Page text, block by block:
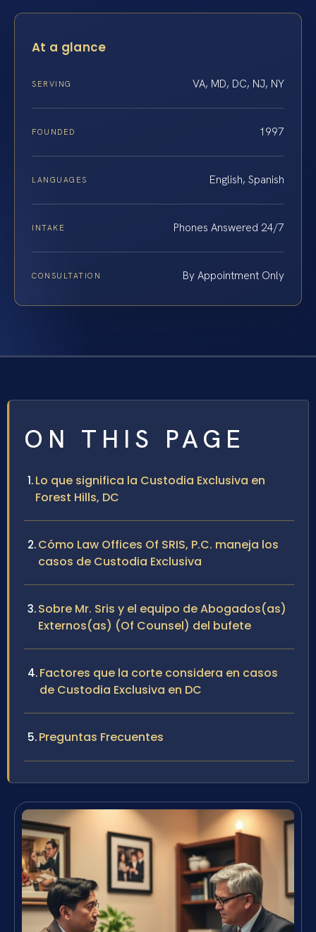
At a glance
SERVING VA, MD, DC, NJ, NY
FOUNDED 1997
LANGUAGES English, Spanish
INTAKE Phones Answered 24/7
CONSULTATION By Appointment Only
ON THIS PAGE
Lo que significa la Custodia Exclusiva en
Forest Hills, DC
Cómo Law Offices Of SRIS, P.C. maneja los
casos de Custodia Exclusiva
Sobre Mr. Sris y el equipo de Abogados(as)
Externos(as) (Of Counsel) del bufete
Factores que la corte considera en casos
de Custodia Exclusiva en DC
Preguntas Frecuentes